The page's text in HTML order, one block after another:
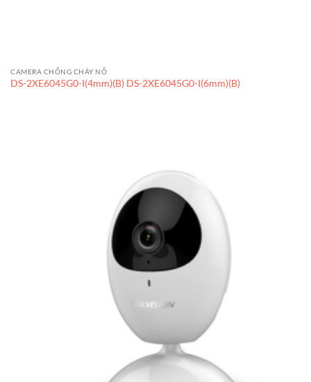
CAMERA CHỐNG CHÁY NỔ
DS-2XE6045G0-I(4mm)(B) DS-2XE6045G0-I(6mm)(B)